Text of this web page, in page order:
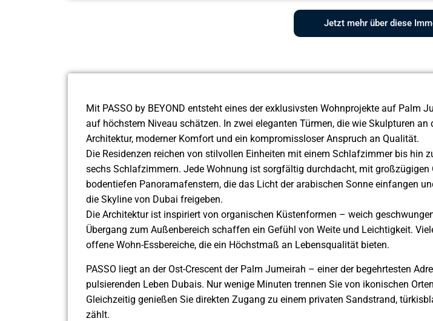
Jetzt mehr über diese
Mit PASSO by BEYOND entsteht eines der exklusivsten Wohnprojekte auf Palm
auf höchstem Niveau schätzen. In zwei eleganten Türmen, die wie Skulpturen
Architektur, moderner Komfort und ein kompromissloser Anspruch an Qualität.
Die Residenzen reichen von stilvollen Einheiten mit einem Schlafzimmer bis
sechs Schlafzimmern. Jede Wohnung ist sorgfältig durchdacht, mit großzügigen
bodentiefen Panoramafenstern, die das Licht der arabischen Sonne einfangen
die Skyline von Dubai freigeben.
Die Architektur ist inspiriert von organischen Küstenformen – weich
Übergang zum Außenbereich schaffen ein Gefühl von Weite und Leichtigkeit.
offene Wohn-Essbereiche, die ein Höchstmaß an Lebensqualität bieten.
PASSO liegt an der Ost-Crescent der Palm Jumeirah – einer der begehrtesten
pulsierenden Leben Dubais. Nur wenige Minuten trennen Sie von ikonischen
Gleichzeitig genießen Sie direkten Zugang zu einem privaten Sandstrand,
zählt.